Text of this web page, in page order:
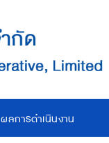
ผลการดำเนินงาน